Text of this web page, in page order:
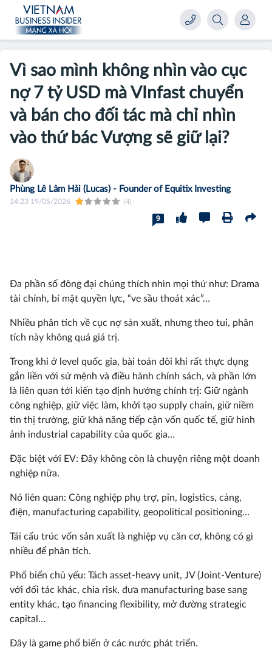
Vì sao mình không nhìn vào cục
nợ 7 tỷ USD mà VInfast chuyển
và bán cho đối tác mà chỉ nhìn
vào thứ bác Vượng sẽ giữ lại?
Phùng Lê Lâm Hải (Lucas) - Founder of Equitix Investing
14:23 19/05/2026 (4)
9
Đa phần số đông đại chúng thích nhìn mọi thứ như: Drama
tài chính, bí mật quyền lực, “ve sầu thoát xác”…
Nhiều phân tích về cục nợ sản xuất, nhưng theo tui, phân
tích này không quá giá trị.
Trong khi ở level quốc gia, bài toán đôi khi rất thực dụng
gắn liền với sứ mệnh và điều hành chính sách, và phần lớn
là liên quan tới kiến tạo định hướng chính trị: Giữ ngành
công nghiệp, giữ việc làm, khởi tạo supply chain, giữ niềm
tin thị trường, giữ khả năng tiếp cận vốn quốc tế, giữ hình
ảnh industrial capability của quốc gia…
Đặc biệt với EV: Đây không còn là chuyện riêng một doanh
nghiệp nữa.
Nó liên quan: Công nghiệp phụ trợ, pin, logistics, cảng,
điện, manufacturing capability, geopolitical positioning…
Tái cấu trúc vốn sản xuất là nghiệp vụ căn cơ, không có gì
nhiều để phân tích.
Phổ biển chủ yếu: Tách asset-heavy unit, JV (Joint-Venture)
với đối tác khác, chia risk, đưa manufacturing base sang
entity khác, tạo financing flexibility, mở đường strategic
capital…
Đây là game phổ biến ở các nước phát triển.